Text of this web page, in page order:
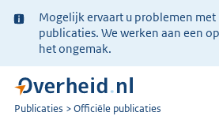
Ter
informatie:
Mogelijk ervaart u problemen met
publicaties. We werken aan een
het ongemak.
U
Publicaties Officiële publicaties